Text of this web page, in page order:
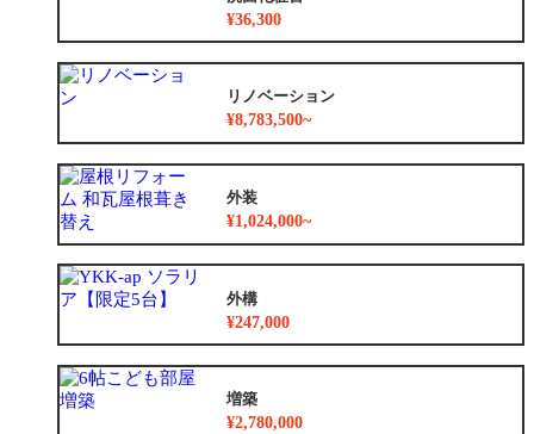
¥36,300
リノベーション
¥8,783,500~
外装
¥1,024,000~
外構
¥247,000
増築
¥2,780,000